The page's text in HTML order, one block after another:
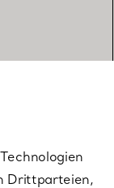
Drittparteien,